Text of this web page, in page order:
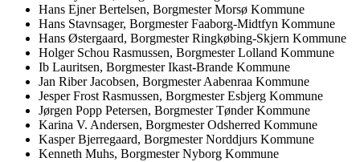
Hans Ejner Bertelsen, Borgmester Morsø Kommune
Hans Stavnsager, Borgmester Faaborg-Midtfyn Kommune
Hans Østergaard, Borgmester Ringkøbing-Skjern Kommune
Holger Schou Rasmussen, Borgmester Lolland Kommune
Ib Lauritsen, Borgmester Ikast-Brande Kommune
Jan Riber Jacobsen, Borgmester Aabenraa Kommune
Jesper Frost Rasmussen, Borgmester Esbjerg Kommune
Jørgen Popp Petersen, Borgmester Tønder Kommune
Karina V. Andersen, Borgmester Odsherred Kommune
Kasper Bjerregaard, Borgmester Norddjurs Kommune
Kenneth Muhs, Borgmester Nyborg Kommune